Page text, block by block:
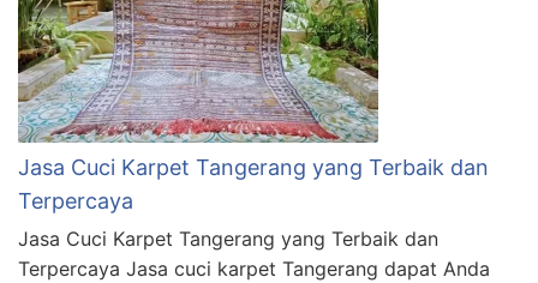
Jasa Cuci Karpet Tangerang yang Terbaik dan
Terpercaya
Jasa Cuci Karpet Tangerang yang Terbaik dan
Terpercaya Jasa cuci karpet Tangerang dapat Anda